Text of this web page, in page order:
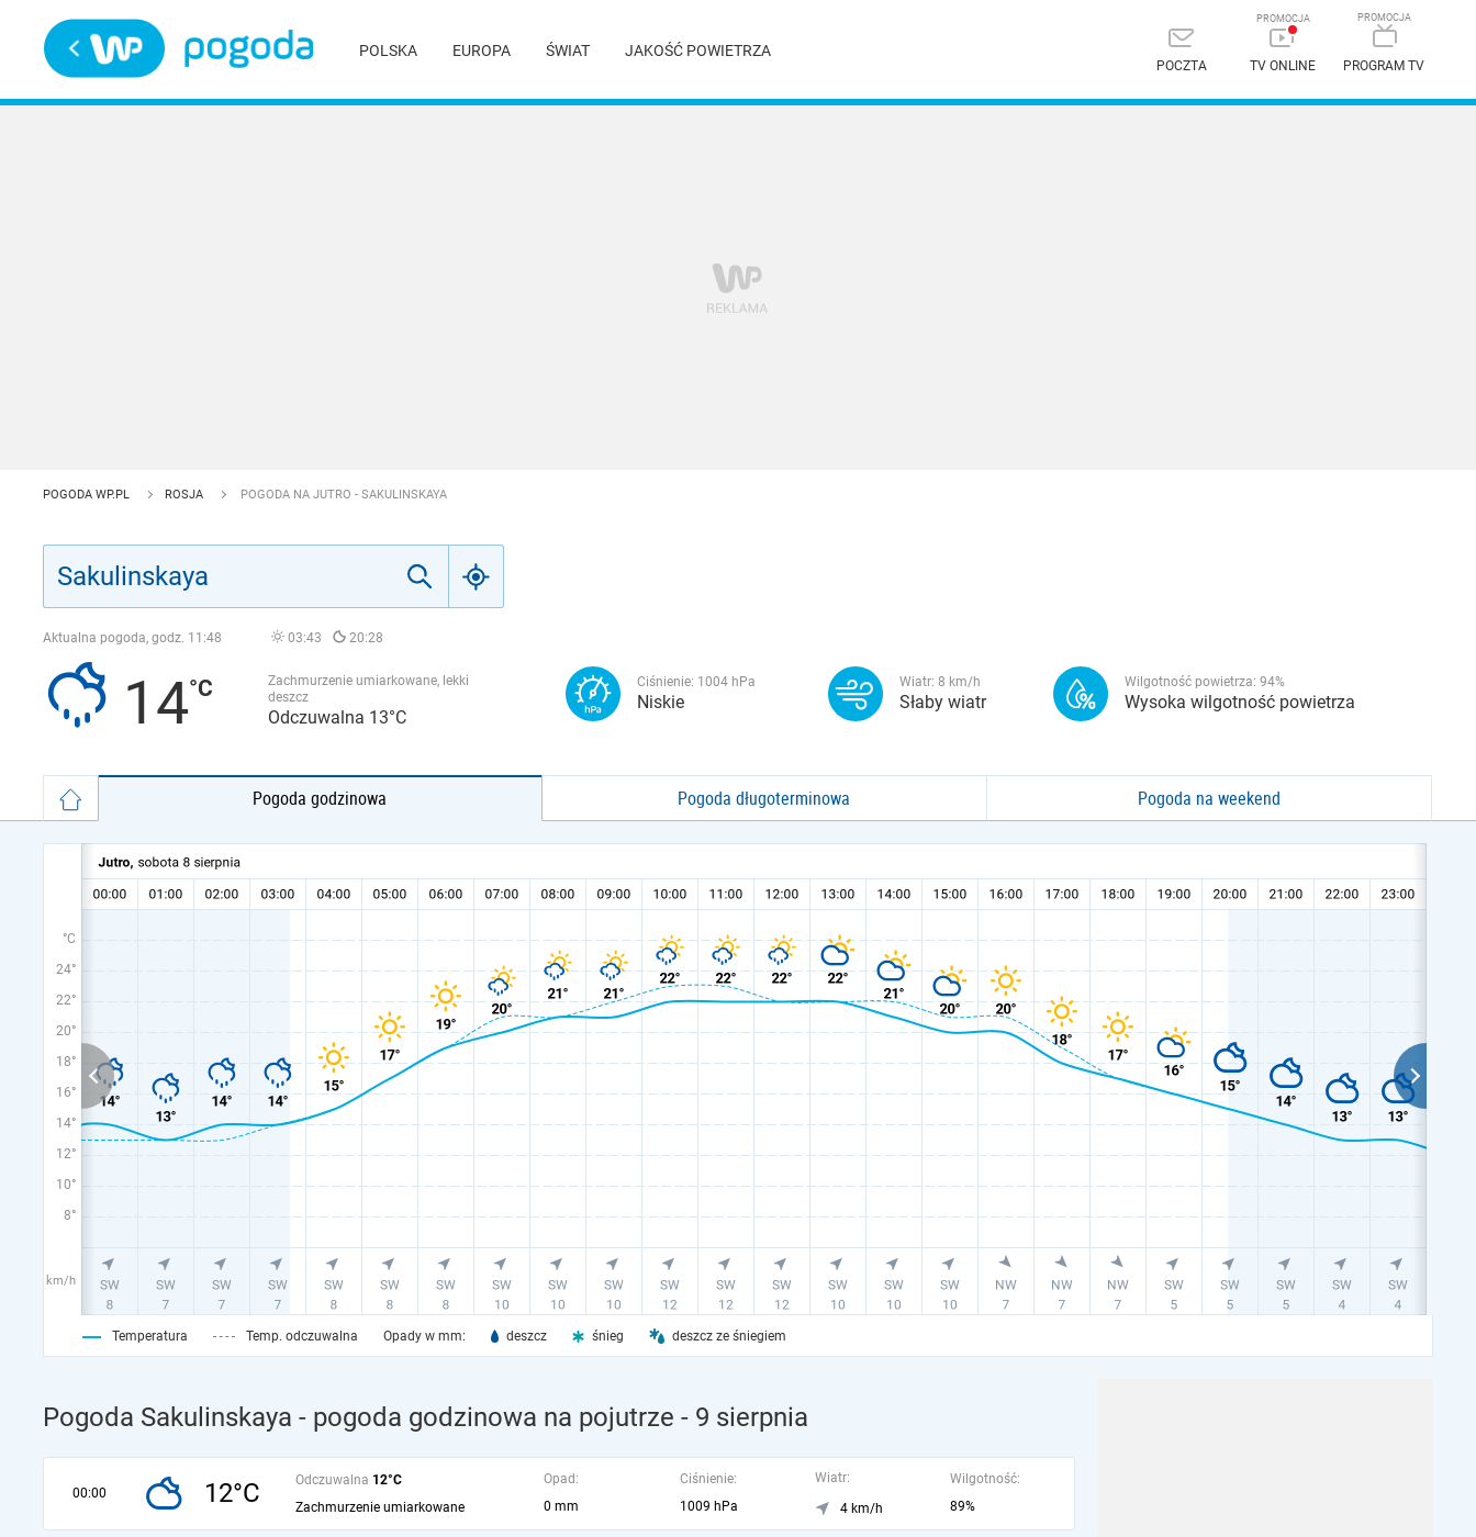
POLSKA EUROPA ŚWIAT JAKOŚĆ POWIETRZA
POCZTA TV ONLINE PROGRAM TV
POGODA WP.PL ROSJA POGODA NA JUTRO - SAKULINSKAYA
Aktualna pogoda, godz. 11:48 03:43 20:28
14
Zachmurzenie umiarkowane, lekki
deszcz
Odczuwalna 13°C
Ciśnienie: 1004 hPa
Niskie
Wiatr: 8 km/h
Słaby wiatr
Wilgotność powietrza: 94%
Wysoka wilgotność powietrza
Pogoda godzinowa Pogoda długoterminowa Pogoda na weekend
°C
24°
22°
20°
18°
16°
14°
12°
10°
8°
km/h
Temperatura Temp. odczuwalna Opady w mm: deszcz śnieg deszcz ze śniegiem
Pogoda Sakulinskaya - pogoda godzinowa na pojutrze - 9 sierpnia
00:00 12°C Odczuwalna 12°C
Zachmurzenie umiarkowane
Opad:
0 mm
Ciśnienie:
1009 hPa
Wiatr:
4 km/h
Wilgotność:
89%